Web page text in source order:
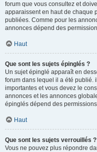
forum que vous consultez et
apparaissent en haut de chaque
publiées. Comme pour les
annonces dépend des
Haut
Que sont les sujets épinglés ?
Un sujet épinglé apparaît en
forum dans lequel il a été publié.
importantes et vous devez le
annonces et les annonces
épinglés dépend des
Haut
Que sont les sujets verrouillés ?
Vous ne pouvez plus répondre